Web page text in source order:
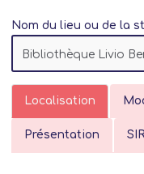
Nom du lieu ou de la
Localisation
Présentation